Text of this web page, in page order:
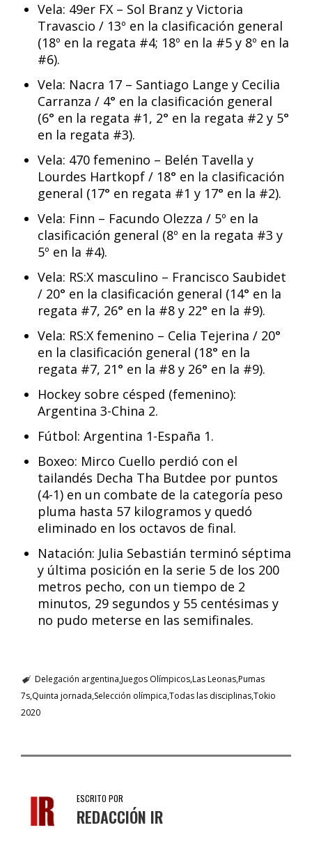
Vela: 49er FX – Sol Branz y Victoria
Travascio / 13º en la clasificación general
(18º en la regata #4; 18º en la #5 y 8º en la
#6).
Vela: Nacra 17 – Santiago Lange y Cecilia
Carranza / 4° en la clasificación general
(6° en la regata #1, 2° en la regata #2 y 5°
en la regata #3).
Vela: 470 femenino – Belén Tavella y
Lourdes Hartkopf / 18° en la clasificación
general (17° en regata #1 y 17° en la #2).
Vela: Finn – Facundo Olezza / 5º en la
clasificación general (8º en la regata #3 y
5º en la #4).
Vela: RS:X masculino – Francisco Saubidet
/ 20° en la clasificación general (14° en la
regata #7, 26° en la #8 y 22° en la #9).
Vela: RS:X femenino – Celia Tejerina / 20°
en la clasificación general (18° en la
regata #7, 21° en la #8 y 26° en la #9).
Hockey sobre césped (femenino):
Argentina 3-China 2.
Fútbol: Argentina 1-España 1.
Boxeo: Mirco Cuello perdió con el
tailandés Decha Tha Butdee por puntos
(4-1) en un combate de la categoría peso
pluma hasta 57 kilogramos y quedó
eliminado en los octavos de final.
Natación: Julia Sebastián terminó séptima
y última posición en la serie 5 de los 200
metros pecho, con un tiempo de 2
minutos, 29 segundos y 55 centésimas y
no pudo meterse en las semifinales.
Delegación argentina Juegos OlímpicosLas LeonasPumas
7s Quinta jornada Selección olímpica Todas las disciplinasTokio
2020
ESCRITO POR
REDACCIÓN IR